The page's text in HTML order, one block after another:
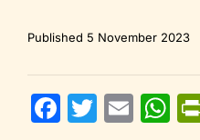
Published 5 November 2023
F
T
E
W